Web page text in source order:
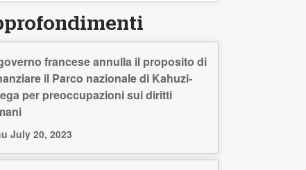
francese annulla il proposito di
il Parco nazionale di Kahuzi-
per preoccupazioni sui diritti
July 20, 2023